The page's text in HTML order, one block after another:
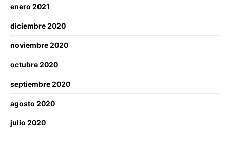
enero 2021
diciembre 2020
noviembre 2020
octubre 2020
septiembre 2020
agosto 2020
julio 2020